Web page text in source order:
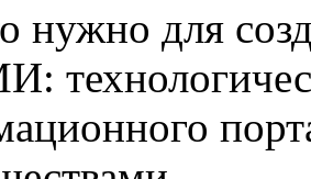
нужно для